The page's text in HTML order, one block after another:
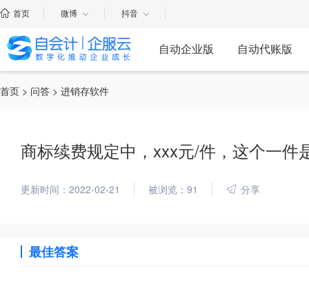
首页 微博 抖音
自动企业版 自动代账版
首页 > 问答 > 进销存软件
商标续费规定中，xxx元/件，这个一件
更新时间：2022-02-21 被浏览：91 分享
最佳答案